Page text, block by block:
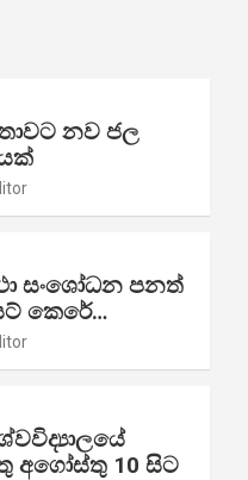
නව ජල
සංශෝධන පනත්
කෙරේ…
අගෝස්තු 10 සිට